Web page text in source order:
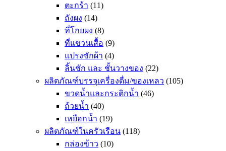
ตะกร้า (11)
ถังผง (14)
ที่โกยผง (8)
ที่แขวนเสื้อ (9)
แปรงซักผ้า (4)
ลิ้นชัก และ ชั้นวางของ (22)
ผลิตภัณฑ์บรรจุเครื่องดื่ม/ของเหลว (105)
ขวดน้ำและกระติกน้ำ (46)
ถ้วยน้ำ (40)
เหยือกน้ำ (19)
ผลิตภัณฑ์ในครัวเรือน (118)
กล่องข้าว (10)